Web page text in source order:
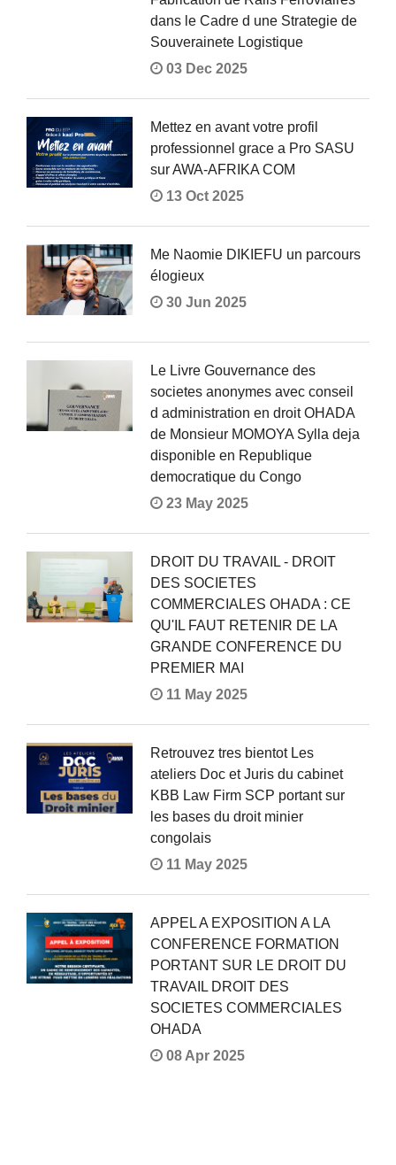
dans le Cadre d une Strategie de
Souverainete Logistique
03 Dec 2025
Mettez en avant votre profil
professionnel grace a Pro SASU
sur AWA-AFRIKA COM
13 Oct 2025
Me Naomie DIKIEFU un parcours
élogieux
30 Jun 2025
Le Livre Gouvernance des
societes anonymes avec conseil
d administration en droit OHADA
de Monsieur MOMOYA Sylla deja
disponible en Republique
democratique du Congo
23 May 2025
DROIT DU TRAVAIL - DROIT
DES SOCIETES
COMMERCIALES OHADA : CE
QU'IL FAUT RETENIR DE LA
GRANDE CONFERENCE DU
PREMIER MAI
11 May 2025
Retrouvez tres bientot Les
ateliers Doc et Juris du cabinet
KBB Law Firm SCP portant sur
les bases du droit minier
congolais
11 May 2025
APPEL A EXPOSITION A LA
CONFERENCE FORMATION
PORTANT SUR LE DROIT DU
TRAVAIL DROIT DES
SOCIETES COMMERCIALES
OHADA
08 Apr 2025